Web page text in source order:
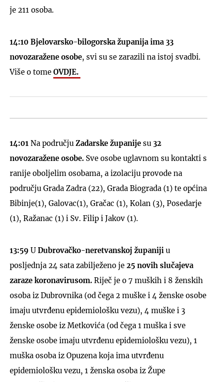
je 211 osoba.
14:10 Bjelovarsko-bilogorska županija ima 33
novozaražene osobe, svi su se zarazili na istoj svadbi.
Više o tome OVDJE.
14:01 Na području Zadarske županije su 32
novozaražene osobe. Sve osobe uglavnom su kontakti s
ranije oboljelim osobama, a izolaciju provode na
području Grada Zadra (22), Grada Biograda (1) te općina
Bibinje(1), Galovac(1), Gračac (1), Kolan (3), Posedarje
(1), Ražanac (1) i Sv. Filip i Jakov (1).
13:59 U Dubrovačko-neretvanskoj županiji u
posljednja 24 sata zabilježeno je 25 novih slučajeva
zaraze koronavirusom. Riječ je o 7 muških i 8 ženskih
osoba iz Dubrovnika (od čega 2 muške i 4 ženske osobe
imaju utvrđenu epidemiološku vezu), 4 muške i 3
ženske osobe iz Metkovića (od čega 1 muška i sve
ženske osobe imaju utvrđenu epidemiološku vezu), 1
muška osoba iz Opuzena koja ima utvrđenu
epidemiološku vezu, 1 ženska osoba iz Župe